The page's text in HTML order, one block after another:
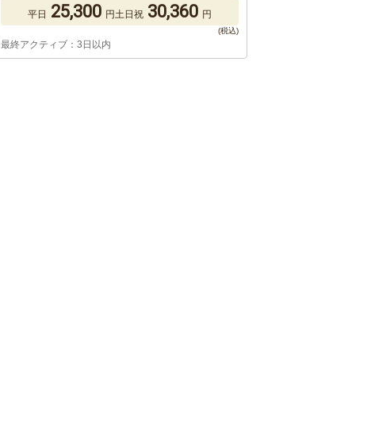
平日 25,300 円土日祝 30,360 円
最終アクティブ：3日以内